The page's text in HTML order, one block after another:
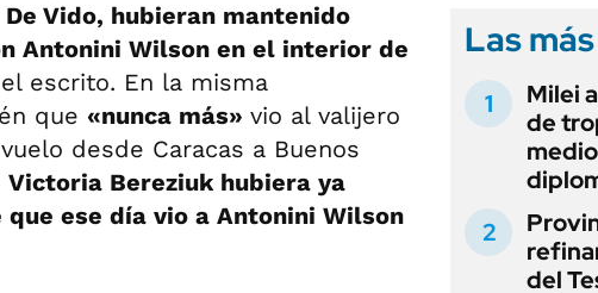
Vido, hubieran mantenido
Antonini Wilson en el interior de
escrito. En la misma
que «nunca más» vio al valijero
desde Caracas a Buenos
Victoria Bereziuk hubiera ya
ese día vio a Antonini Wilson
Las
Milei
de
del